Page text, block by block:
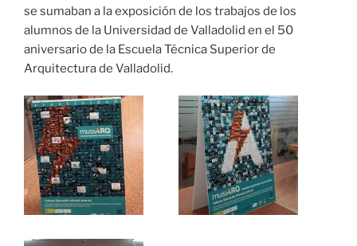
se sumaban a la exposición de los trabajos de los
alumnos de la Universidad de Valladolid en el 50
aniversario de la Escuela Técnica Superior de
Arquitectura de Valladolid.